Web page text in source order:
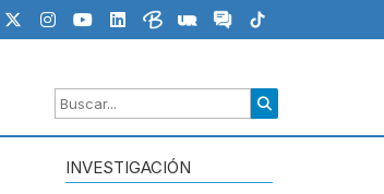
INVESTIGACIÓN